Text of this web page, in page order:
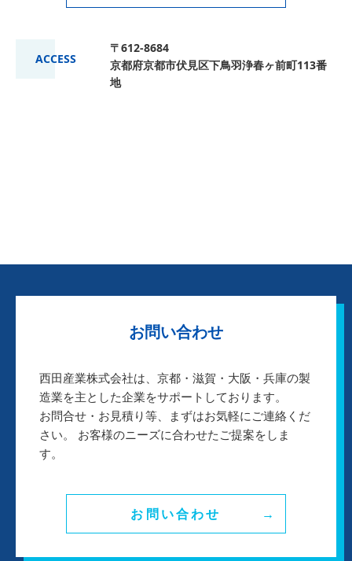
ACCESS
〒612-8684
京都府京都市伏見区下鳥羽浄春ヶ前町113番
地
お問い合わせ
西田産業株式会社は、京都・滋賀・大阪・兵庫の製
造業を主とした企業をサポートしております。
お問合せ・お見積り等、まずはお気軽にご連絡くだ
さい。 お客様のニーズに合わせたご提案をしま
す。
お問い合わせ